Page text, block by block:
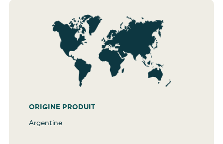
ORIGINE PRODUIT
Argentine